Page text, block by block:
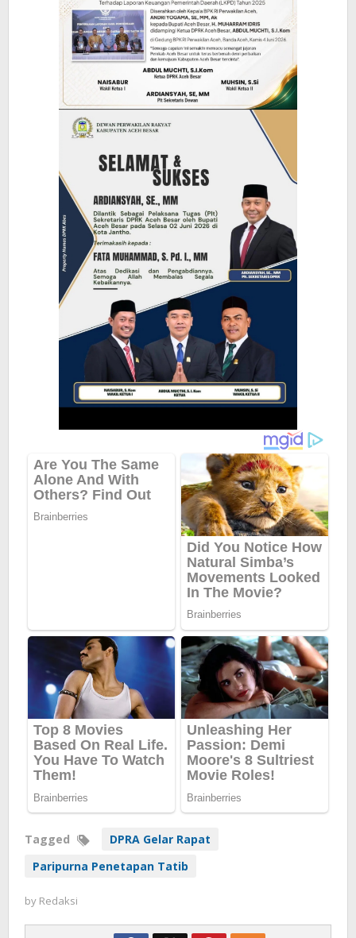
Tagged
DPRA Gelar Rapat
Paripurna Penetapan Tatib
by Redaksi